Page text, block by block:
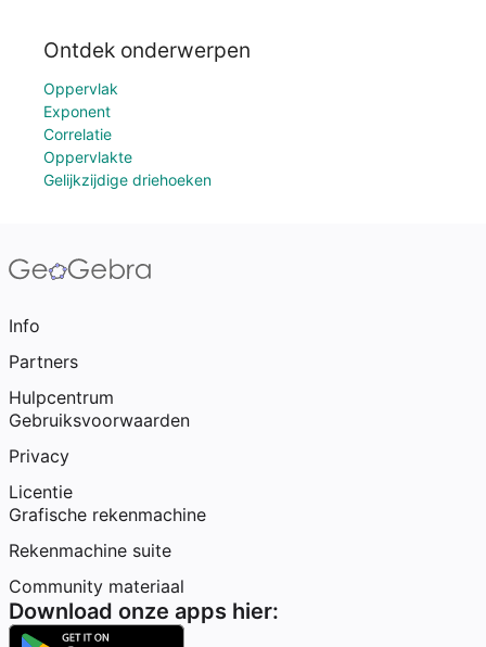
Ontdek onderwerpen
Oppervlak
Exponent
Correlatie
Oppervlakte
Gelijkzijdige driehoeken
Info
Partners
Hulpcentrum
Gebruiksvoorwaarden
Privacy
Licentie
Grafische rekenmachine
Rekenmachine suite
Community materiaal
Download onze apps hier: